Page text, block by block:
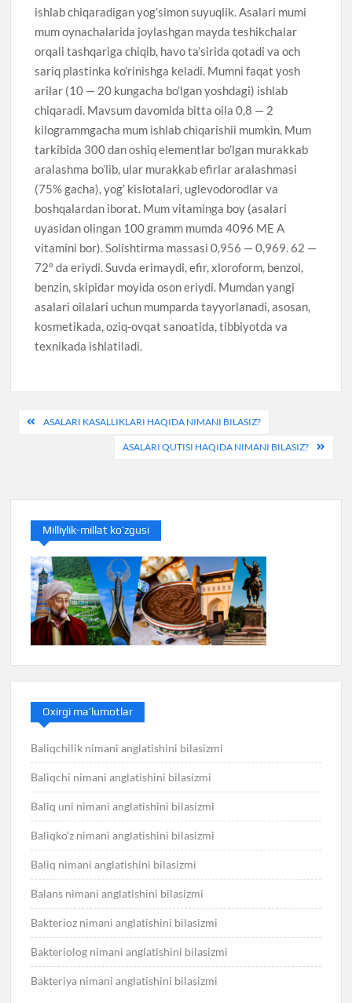
ishlab chiqaradigan yog’simon suyuqlik. Asalari mumi
mum oynachalarida joylashgan mayda teshikchalar
orqali tashqariga chiqib, havo ta’sirida qotadi va och
sariq plastinka ko’rinishga keladi. Mumni faqat yosh
arilar (10 — 20 kungacha bo’lgan yoshdagi) ishlab
chiqaradi. Mavsum davomida bitta oila 0,8 — 2
kilogrammgacha mum ishlab chiqarishii mumkin. Mum
tarkibida 300 dan oshiq elementlar bo’lgan murakkab
aralashma bo’lib, ular murakkab efirlar aralashmasi
(75% gacha), yog’ kislotalari, uglevodorodlar va
boshqalardan iborat. Mum vitaminga boy (asalari
uyasidan olingan 100 gramm mumda 4096 ME A
vitamini bor). Solishtirma massasi 0,956 — 0,969. 62 —
72° da eriydi. Suvda erimaydi, efir, xloroform, benzol,
benzin, skipidar moyida oson eriydi. Mumdan yangi
asalari oilalari uchun mumparda tayyorlanadi, asosan,
kosmetikada, oziq-ovqat sanoatida, tibbiyotda va
texnikada ishlatiladi.
PostASALARI KASALLIKLARI HAQIDA NIMANI BILASIZ?
ASALARI QUTISI HAQIDA NIMANI BILASIZ?
Milliylik-millat ko’zgusi
Oxirgi ma’lumotlar
Baliqchilik nimani anglatishini bilasizmi
Baliqchi nimani anglatishini bilasizmi
Baliq uni nimani anglatishini bilasizmi
Baliqko’z nimani anglatishini bilasizmi
Baliq nimani anglatishini bilasizmi
Balans nimani anglatishini bilasizmi
Bakterioz nimani anglatishini bilasizmi
Bakteriolog nimani anglatishini bilasizmi
Bakteriya nimani anglatishini bilasizmi